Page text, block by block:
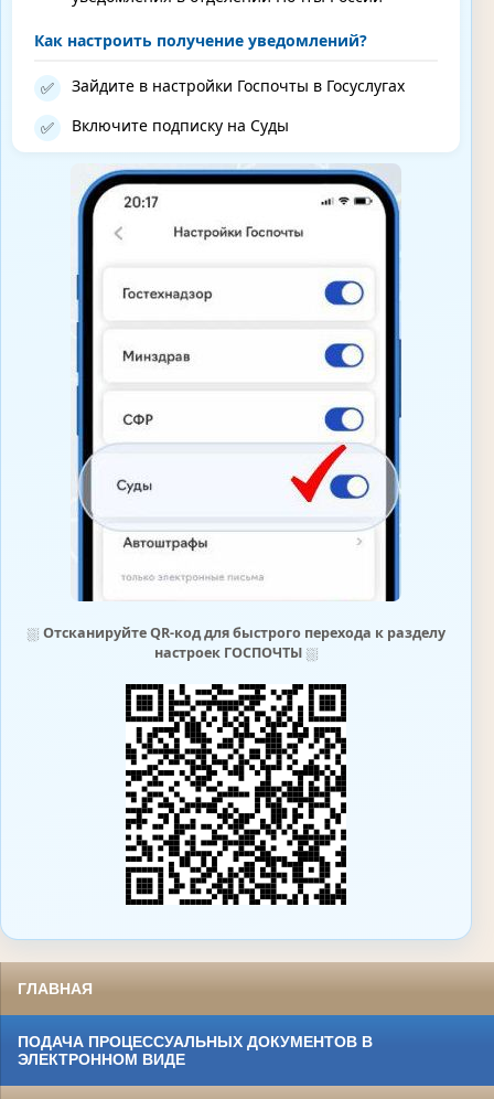
Как настроить получение уведомлений?
✅ Зайдите в настройки Госпочты в Госуслугах
✅ Включите подписку на Суды
⛆ Отсканируйте QR-код для быстрого перехода к разделу
настроек ГОСПОЧТЫ⛆
ГЛАВНАЯ
ПОДАЧА ПРОЦЕССУАЛЬНЫХ ДОКУМЕНТОВ В
ЭЛЕКТРОННОМ ВИДЕ